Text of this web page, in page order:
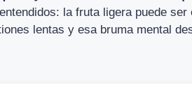
la fruta ligera puede ser
lentas y esa bruma mental